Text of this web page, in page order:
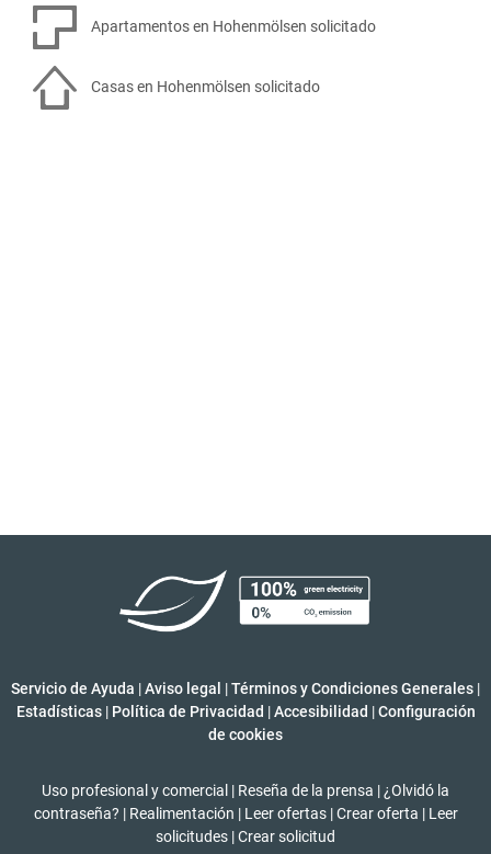
Apartamentos en Hohenmölsen solicitado
Casas en Hohenmölsen solicitado
Servicio de Ayuda |Aviso legal |Términos y Condiciones Generales |
Estadísticas | Política de Privacidad | Accesibilidad | Configuración
de cookies
Uso profesional y comercial | Reseña de la prensa | ¿Olvidó la
contraseña? | Realimentación | Leer ofertas | Crear oferta | Leer
solicitudes |Crear solicitud